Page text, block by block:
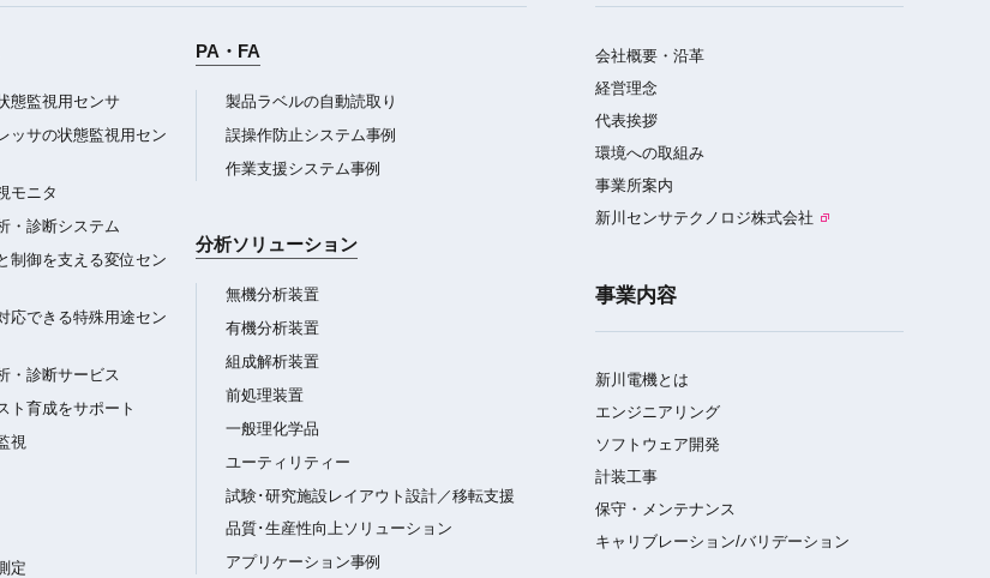
態監視用センサ
ッサの状態監視用セン
モニタ
・診断システム
制御を支える変位セン
応できる特殊用途セン
・診断サービス
ト育成をサポート
視
定
PA・FA
製品ラベルの自動読取り
誤操作防止システム事例
作業支援システム事例
分析ソリューション
無機分析装置
有機分析装置
組成解析装置
前処理装置
一般理化学品
ユーティリティー
試験･研究施設レイアウト設計／移転支援
品質･生産性向上ソリューション
アプリケーション事例
会社概要・沿革
経営理念
代表挨拶
環境への取組み
事業所案内
新川センサテクノロジ株式会社
事業内容
新川電機とは
エンジニアリング
ソフトウェア開発
計装工事
保守・メンテナンス
キャリブレーション/バリデーション